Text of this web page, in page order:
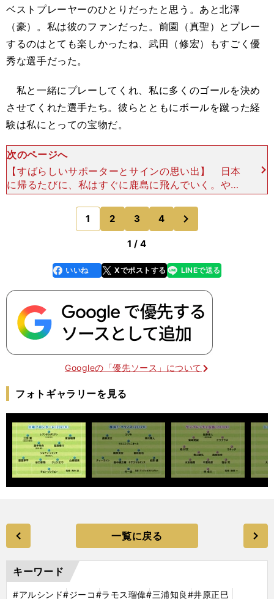
ベストプレーヤーのひとりだったと思う。あと北澤
（豪）。私は彼のファンだった。前園（真聖）とプレー
するのはとても楽しかったね、武田（修宏）もすごく優
秀な選手だった。
私と一緒にプレーしてくれ、私に多くのゴールを決め
させてくれた選手たち。彼らとともにボールを蹴った経
験は私にとっての宝物だ。
次のページへ
【すばらしいサポーターとサインの思い出】 日本
に帰るたびに、私はすぐに鹿島に飛んでいく。やは
り最初に住んでいた町は思い出深い。あそこにいる
と自分の家に帰ったみたいな気になるんだ。道もす
べて頭に入って
1 2 3 4
のページへ
1 / 4
faceboo
k
いいね Xでポストする
line LINEで送る
Googleの「優先ソース」について
フォトギャラリーを見る
一覧に戻る
キーワード
#アルシンド#ジーコ#ラモス瑠偉#三浦知良#井原正巳